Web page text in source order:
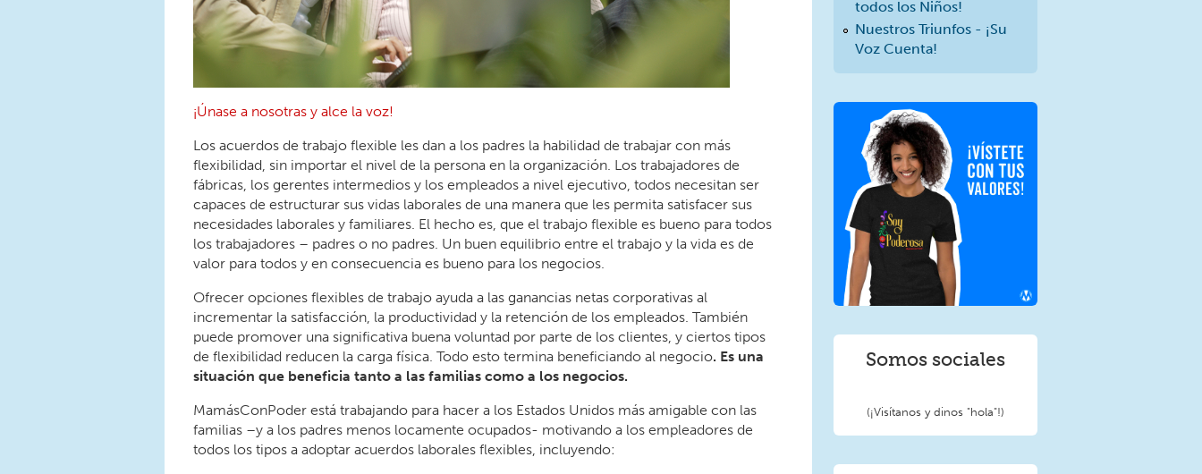
¡Únase a nosotras y alce la voz!
Los acuerdos de trabajo flexible les dan a los padres la habilidad de trabajar con más
flexibilidad, sin importar el nivel de la persona en la organización. Los trabajadores de
fábricas, los gerentes intermedios y los empleados a nivel ejecutivo, todos necesitan ser
capaces de estructurar sus vidas laborales de una manera que les permita satisfacer sus
necesidades laborales y familiares. El hecho es, que el trabajo flexible es bueno para todos
los trabajadores – padres o no padres. Un buen equilibrio entre el trabajo y la vida es de
valor para todos y en consecuencia es bueno para los negocios.
Ofrecer opciones flexibles de trabajo ayuda a las ganancias netas corporativas al
incrementar la satisfacción, la productividad y la retención de los empleados. También
puede promover una significativa buena voluntad por parte de los clientes, y ciertos tipos
de flexibilidad reducen la carga física. Todo esto termina beneficiando al negocio. Es una
situación que beneficia tanto a las familias como a los negocios.
MamásConPoder está trabajando para hacer a los Estados Unidos más amigable con las
familias –y a los padres menos locamente ocupados- motivando a los empleadores de
todos los tipos a adoptar acuerdos laborales flexibles, incluyendo:
todos los Niños!
Nuestros Triunfos - ¡Su
Voz Cuenta!
Somos sociales
(¡Visítanos y dinos "hola"!)